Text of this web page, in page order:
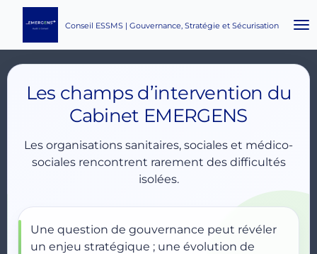
contenu
principal
Conseil ESSMS | Gouvernance, Stratégie et Sécurisation
Les champs d’intervention du
Cabinet EMERGENS
Les organisations sanitaires, sociales et médico-
sociales rencontrent rarement des difficultés
isolées.
Une question de gouvernance peut révéler
un enjeu stratégique ; une évolution de